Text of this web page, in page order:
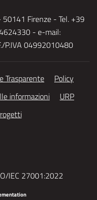
50141 Firenze - Tel. +39
- e-mail:
P.IVA 04992010480
Trasparente
Policy
informazioni
URP
IEC 27001:2022